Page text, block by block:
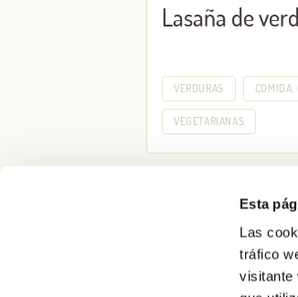
Esta
Las
tráfico
visitante
Lasaña de
VERDURAS COMIDA,
VEGETARIANAS